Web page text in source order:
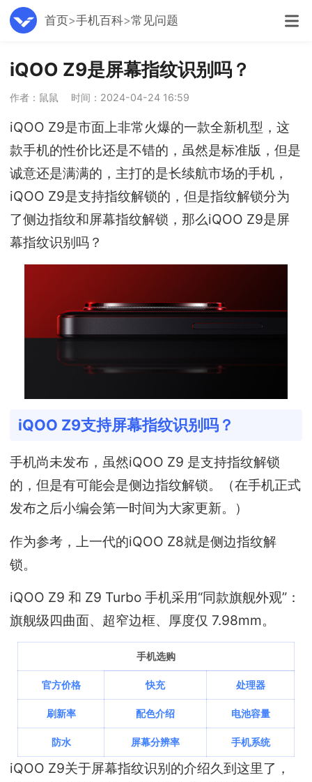
首页 手机百科 常见问题
iQOO Z9是屏幕指纹识别吗？
作者：鼠鼠 时间：2024-04-24 16:59
iQOO Z9是市面上非常火爆的一款全新机型，这
款手机的性价比还是不错的，虽然是标准版，但是
诚意还是满满的，主打的是长续航市场的手机，
iQOO Z9是支持指纹解锁的，但是指纹解锁分为
了侧边指纹和屏幕指纹解锁，那么iQOO Z9是屏
幕指纹识别吗？
iQOO Z9支持屏幕指纹识别吗？
手机尚未发布，虽然iQOO Z9 是支持指纹解锁
的，但是有可能会是侧边指纹解锁。（在手机正式
发布之后小编会第一时间为大家更新。）
作为参考，上一代的iQOO Z8就是侧边指纹解
锁。
iQOO Z9 和 Z9 Turbo 手机采用“同款旗舰外观”：
旗舰级四曲面、超窄边框、厚度仅 7.98mm。
手机选购
官方价格 快充 处理器
刷新率 配色介绍 电池容量
防水 屏幕分辨率 手机系统
iQOO Z9关于屏幕指纹识别的介绍久到这里了，